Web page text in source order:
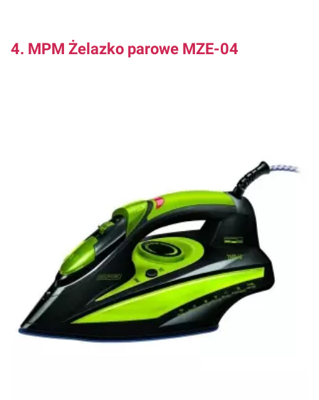
4. MPM Żelazko parowe MZE-04